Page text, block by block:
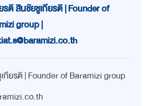
รติ สินชัยชูเกียรติ | Founder of
group |
กียรติ | Founder of Baramizi group